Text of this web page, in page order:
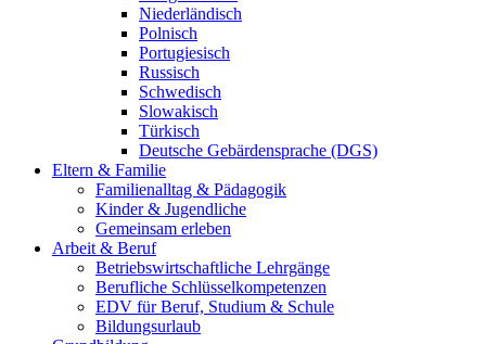
Niederländisch
Polnisch
Portugiesisch
Russisch
Schwedisch
Slowakisch
Türkisch
Deutsche Gebärdensprache (DGS)
Eltern & Familie
Familienalltag & Pädagogik
Kinder & Jugendliche
Gemeinsam erleben
Arbeit & Beruf
Betriebswirtschaftliche Lehrgänge
Berufliche Schlüsselkompetenzen
EDV für Beruf, Studium & Schule
Bildungsurlaub